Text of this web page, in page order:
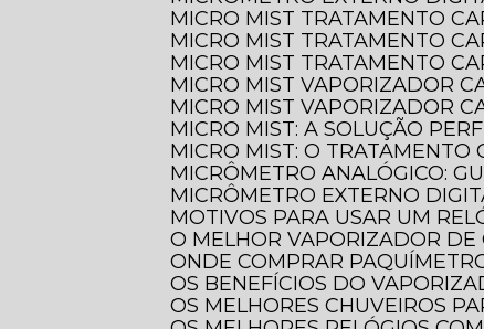
MICRO MIST TRATAMENTO
MICRO MIST TRATAMENTO
MICRO MIST TRATAMENTO
MICRO MIST VAPORIZADOR
MICRO MIST VAPORIZADOR
MICRO MIST: A SOLUÇÃO
MICRO MIST: O
MICRÔMETRO ANALÓGICO:
MICRÔMETRO EXTERNO
MOTIVOS PARA USAR UM
O MELHOR VAPORIZADOR
ONDE COMPRAR
OS BENEFÍCIOS DO
OS MELHORES CHUVEIROS